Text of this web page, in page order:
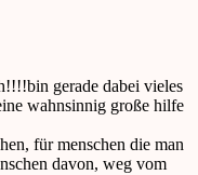
gerade dabei vieles
wahnsinnig große hilfe
für menschen die man
davon, weg vom